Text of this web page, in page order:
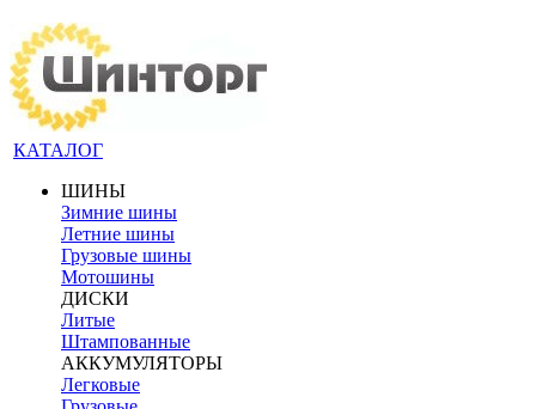
КАТАЛОГ
ШИНЫ
Зимние шины
Летние шины
Грузовые шины
Мотошины
ДИСКИ
Литые
Штампованные
АККУМУЛЯТОРЫ
Легковые